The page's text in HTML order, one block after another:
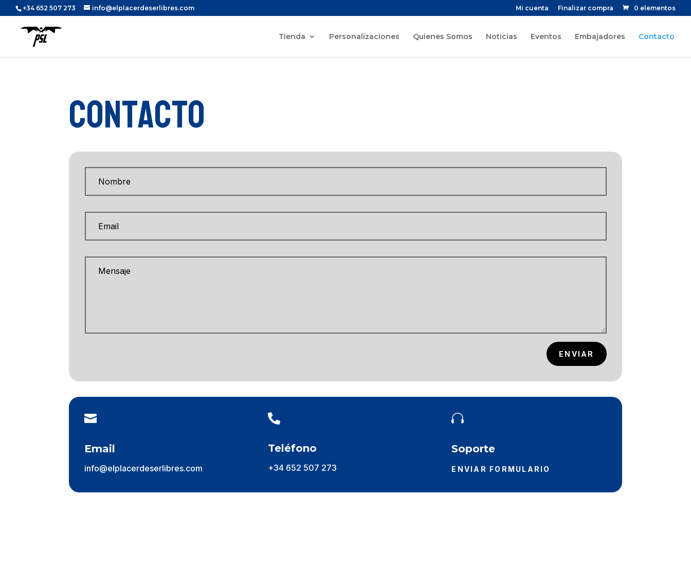
+34 652 507 273 info@elplacerdeserlibres.com Mi cuenta Finalizar compra 0 elementos
Tienda Personalizaciones Quienes Somos Noticias Eventos Embajadores Contacto
Contacto
ENVIAR

Email
info@elplacerdeserlibres.com

Teléfono
+34 652 507 273

Soporte
ENVIAR FORMULARIO